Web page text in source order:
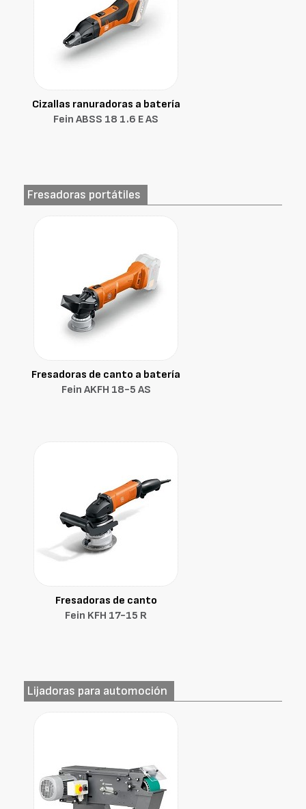
Cizallas ranuradoras a batería
Fein ABSS 18 1.6 E AS
Fresadoras portátiles
Fresadoras de canto a batería
Fein AKFH 18-5 AS
Fresadoras de canto
Fein KFH 17-15 R
Lijadoras para automoción